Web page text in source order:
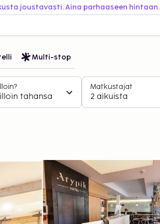
joustavasti. Aina parhaaseen hintaan.
Multi-stop
tahansa
Matkustajat
2 aikuista